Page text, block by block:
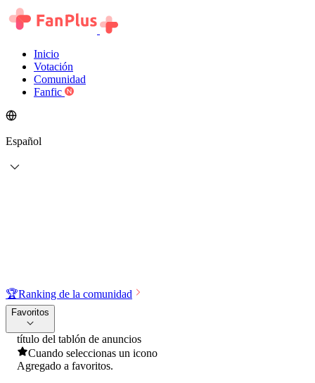
Inicio
Votación
Comunidad
Fanfic
Español
🏆Ranking de la comunidad
Favoritos
título del tablón de anuncios
Cuando seleccionas un icono
Agregado a favoritos.